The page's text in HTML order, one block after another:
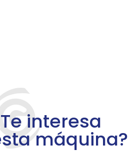
interesa
máquina?